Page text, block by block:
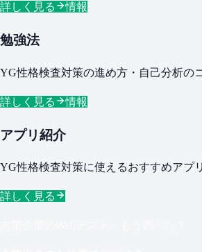
詳しく見る 情報
勉強法
YG性格検査対策の進め方・自己分析の
詳しく見る 情報
アプリ紹介
YG性格検査対策に使えるおすすめアプ
詳しく見る